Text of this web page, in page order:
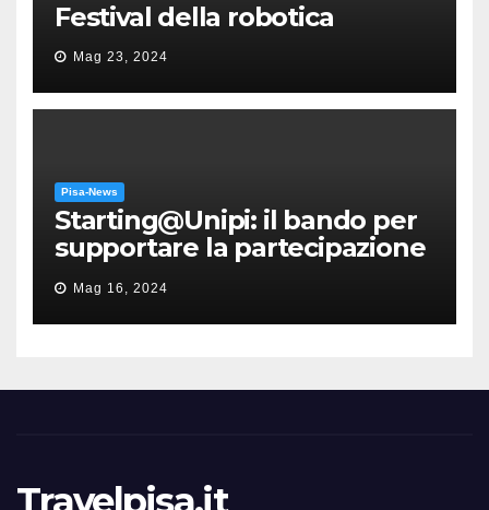
Festival della robotica
Mag 23, 2024
Pisa-News
Starting@Unipi: il bando per
supportare la partecipazione
all’ERC Starting Grant
Mag 16, 2024